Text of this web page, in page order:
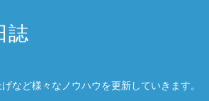
誌
など様々なノウハウを更新していきます。